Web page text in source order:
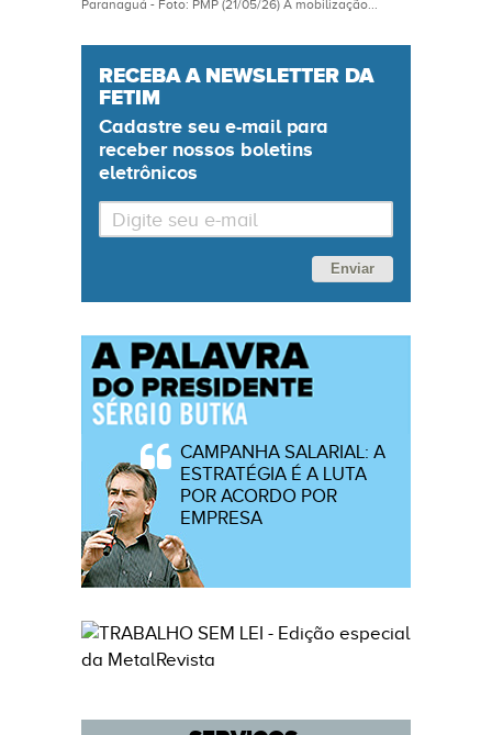
Paranaguá - Foto: PMP (21/05/26) A mobilização...
RECEBA A NEWSLETTER DA
FETIM
Cadastre seu e-mailpara
receber nossos boletins
eletrônicos
Enviar
CAMPANHA SALARIAL: A
ESTRATÉGIA É A LUTA
POR ACORDO POR
EMPRESA